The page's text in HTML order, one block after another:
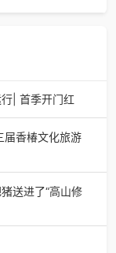
| 首季开门红
| 首季开门红济
石化胜利油田
届香椿文化旅游
届香椿文化旅游
淄博市第三届
送进了“高山修
送进了“高山修
麻花了，为什